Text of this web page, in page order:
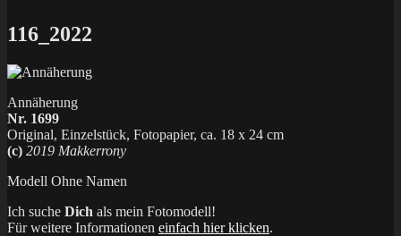
X
116_2022
Annäherung
Nr. 1699
Original, Einzelstück, Fotopapier, ca. 18 x 24 cm
(c) 2019 Makkerrony
Modell Ohne Namen
Ich suche Dich als mein Fotomodell!
Für weitere Informationen einfach hier klicken.